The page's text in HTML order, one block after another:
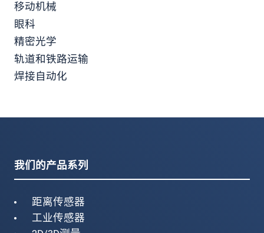
移动机械
眼科
精密光学
轨道和铁路运输
焊接自动化
我们的产品系列
距离传感器
工业传感器